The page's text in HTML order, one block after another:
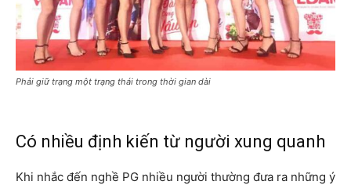
Phải giữ trạng một trạng thái trong thời gian dài
Có nhiều định kiến từ người xung quanh
Khi nhắc đến nghề PG nhiều người thường đưa ra những ý